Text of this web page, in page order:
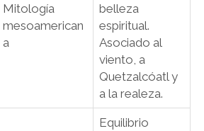
Mitología
mesoamerican
a
belleza
espiritual.
Asociado al
viento, a
Quetzalcóatl y
a la realeza.
Equilibrio